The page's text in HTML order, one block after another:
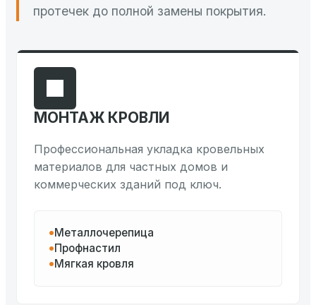
протечек до полной замены покрытия.
МОНТАЖ КРОВЛИ
Профессиональная укладка кровельных
материалов для частных домов и
коммерческих зданий под ключ.
Металлочерепица
Профнастил
Мягкая кровля